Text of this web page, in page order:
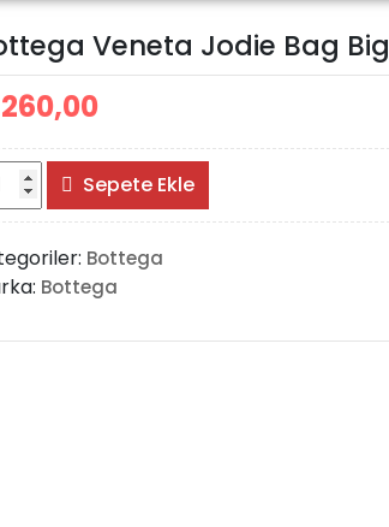
Veneta Jodie Bag Big
Sepete Ekle
Bottega
Bottega